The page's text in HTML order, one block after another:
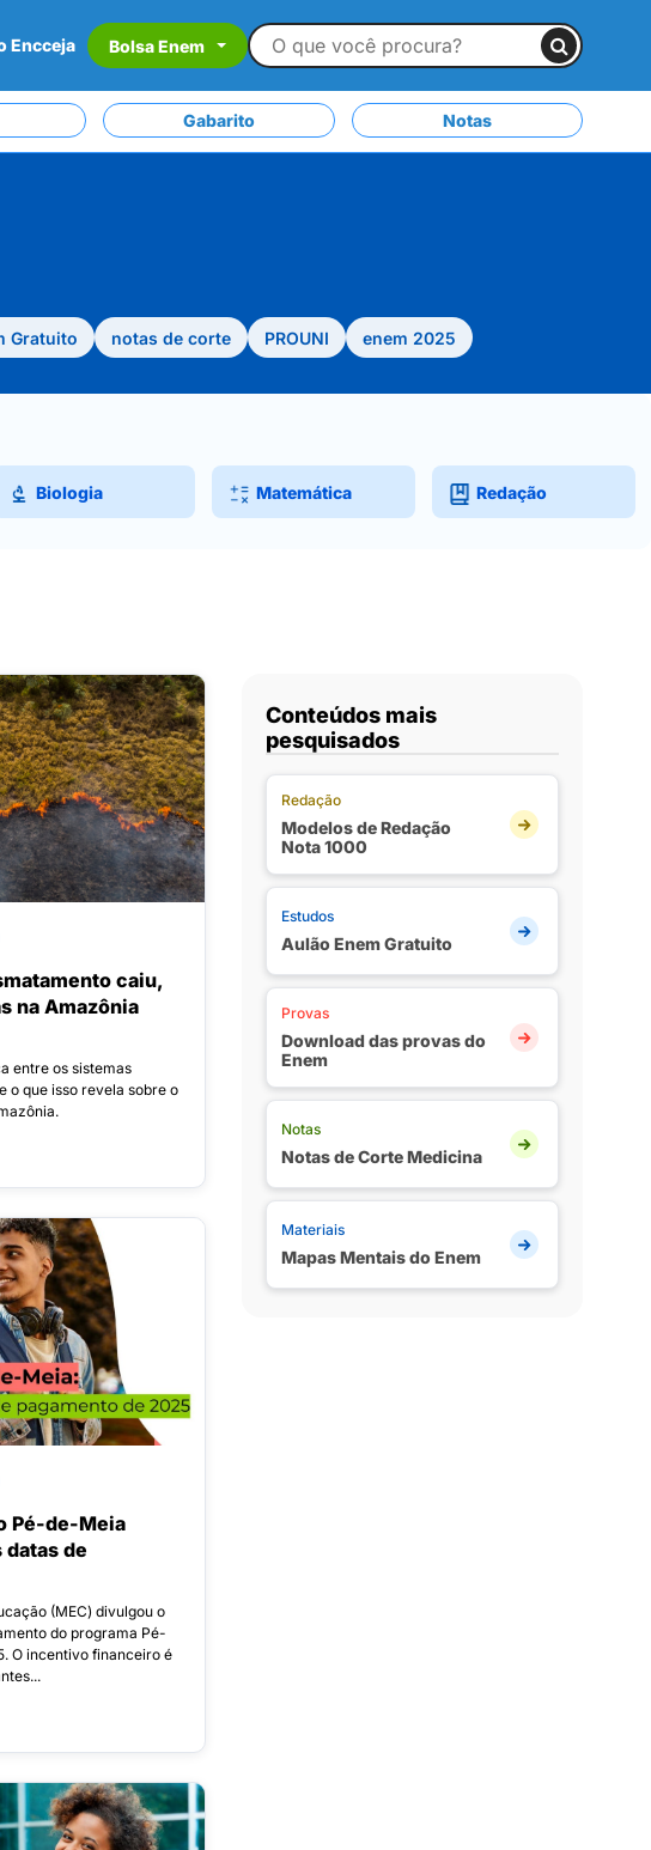
Encceja Bolsa Enem
Gabarito Notas
Gratuito notas de corte PROUNI enem 2025
Biologia Matemática Redação
caiu,
na Amazônia
entre os sistemas
o que isso revela sobre o
Pé-de-Meia
de
(MEC) divulgou o
do programa Pé-
O incentivo financeiro é
Conteúdos mais
pesquisados
Redação
Modelos de Redação
Nota 1000
Estudos
Aulão Enem Gratuito
Provas
Download das provas do
Enem
Notas
Notas de Corte Medicina
Materiais
Mapas Mentais do Enem